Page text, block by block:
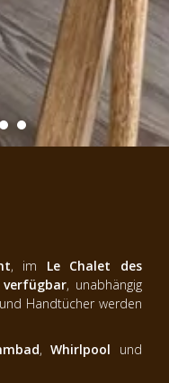
, im Le Chalet des
, unabhängig
Handtücher werden
,Whirlpool und